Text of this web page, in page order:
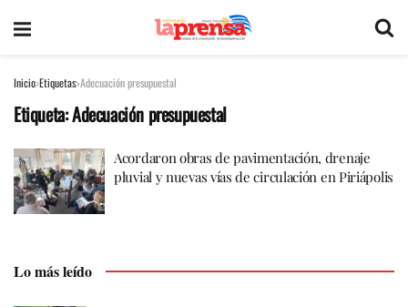
Inicio Etiquetas Adecuación presupuestal
Etiqueta:Adecuación presupuestal
Acordaron obras de pavimentación, drenaje
pluvial y nuevas vías de circulación en Piriápolis
Lo más leído